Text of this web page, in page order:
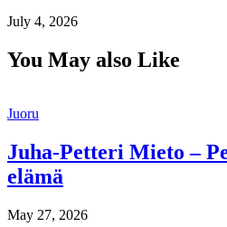
July 4, 2026
You May also Like
Juoru
Juha-Petteri Mieto –
elämä
May 27, 2026